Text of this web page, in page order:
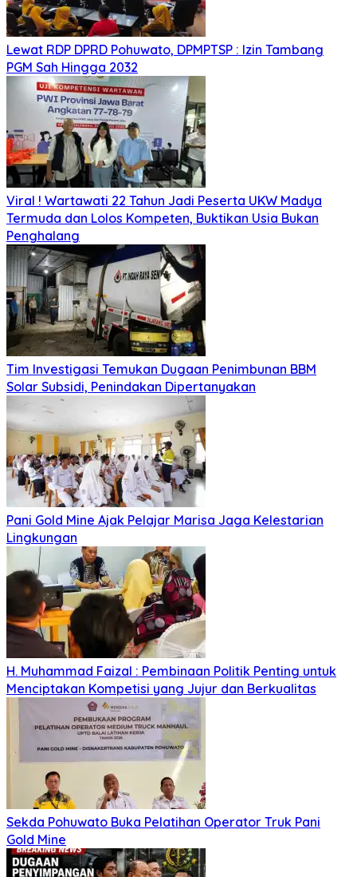
Lewat RDP DPRD Pohuwato, DPMPTSP : Izin Tambang
PGM Sah Hingga 2032
Viral ! Wartawati 22 Tahun Jadi Peserta UKW Madya
Termuda dan Lolos Kompeten, Buktikan Usia Bukan
Penghalang
Tim Investigasi Temukan Dugaan Penimbunan BBM
Solar Subsidi, Penindakan Dipertanyakan
Pani Gold Mine Ajak Pelajar Marisa Jaga Kelestarian
Lingkungan
H. Muhammad Faizal : Pembinaan Politik Penting untuk
Menciptakan Kompetisi yang Jujur dan Berkualitas
Sekda Pohuwato Buka Pelatihan Operator Truk Pani
Gold Mine